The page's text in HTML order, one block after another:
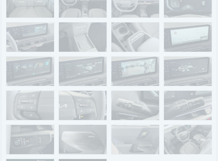
Ankauf
WERKSTATTTERMIN
Teile & Zubehör
Renault Service
Dacia Service
UNTERNEHMEN
Standort Landau